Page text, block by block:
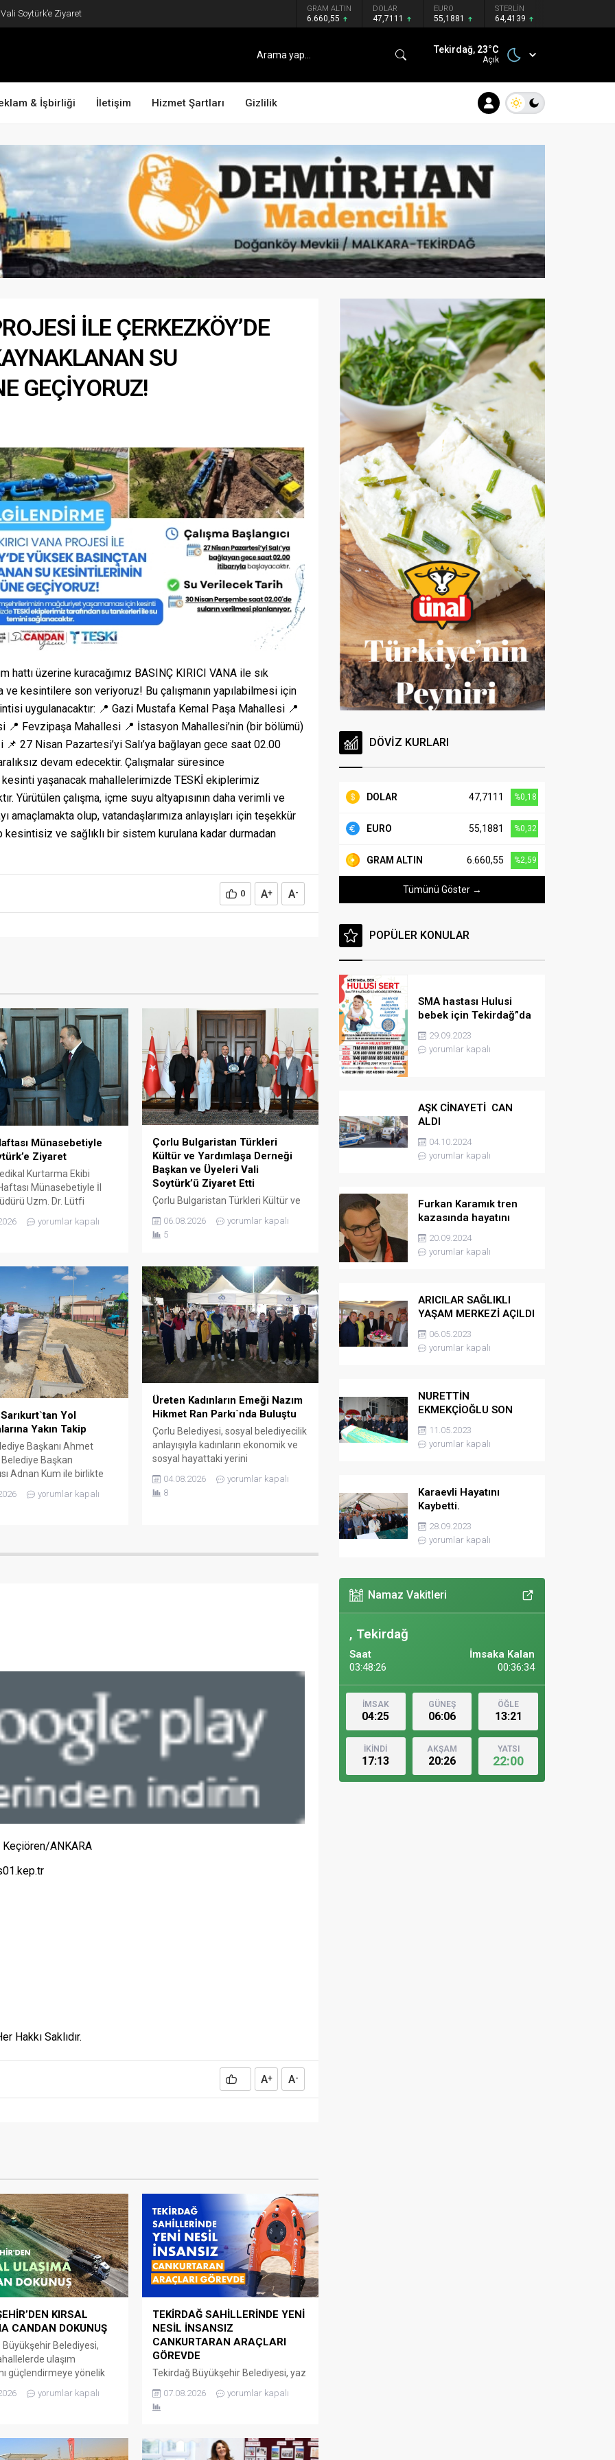
Soytürk’e Ziyaret GRAM ALTIN
6.660,55
DOLAR
47,7111
EURO
55,1881
STERLİN
64,4139
Tekirdağ, 23°C
Açık
& İşbirliği İletişim Hizmet Şartları Gizlilik
İLE ÇERKEZKÖY’DE
SU
GEÇİYORUZ!
üzerine kuracağımız BASINÇ KIRICI VANA ile sık
ve kesintilere son veriyoruz! Bu çalışmanın yapılabilmesi için
uygulanacaktır: 📍 Gazi Mustafa Kemal Paşa Mahallesi 📍
📍 Fevzipaşa Mahallesi 📍 İstasyon Mahallesi’nin (bir bölümü)
📌 27 Nisan Pazartesi’yi Salı’ya bağlayan gece saat 02.00
devam edecektir. Çalışmalar süresince
yaşanacak mahallelerimizde TESKİ ekiplerimiz
Yürütülen çalışma, içme suyu altyapısının daha verimli ve
olup, vatandaşlarımıza anlayışları için teşekkür
ve sağlıklı bir sistem kurulana kadar durmadan
0 A+ A-
Münasebetiyle
Ziyaret
Kurtarma Ekibi
Münasebetiyle İl
Uzm. Dr. Lütfi
Dr. Mustafa Dönmez
Tekirdağ valisi
Ziyaret sırasında İl
Onar, UMKE Haftası
düzenlenecek
hakkında Vali Soytürk’e
Ziyaretten...
yorumlar kapalı
Çorlu Bulgaristan Türkleri
Kültür ve Yardımlaşa Derneği
Başkan ve Üyeleri Vali
Soytürk’ü Ziyaret Etti
Çorlu Bulgaristan Türkleri Kültür ve
Çetin ve yönetim kurulu üyeleri,
Tekirdağ valisi Sayın Recep
etti.Dernek Başkanı Çetin ve
yönetim kurulu üyeleri ile bir süre
görüşen Vali Soytürk, derneğin
çalışmaları hakkında bilgi aldı.
06.08.2026
yorumlar kapalı
5
Yol
Yakın Takip
Başkanı Ahmet
Belediye Başkan
Adnan Kum ile birlikte
altyapı ve üstyapı yol
yerinde inceledi. Çorlu
kavuşması amacıyla
Çorlu...
yorumlar kapalı
Üreten Kadınların Emeği Nazım
Hikmet Ran Parkı`nda Buluştu
Çorlu Belediyesi, sosyal belediyecilik
anlayışıyla kadınların ekonomik ve
sosyal hayattaki yerini
güçlendirmeye devam ediyor. Çorlu
Belediye Başkanı Ahmet Sarıkurt, 6.
Ziya Berhan Kılıç Sokak Basketbolu
kadınları ve kadın eğitim
04.08.2026
yorumlar kapalı
8
ANKARA
Hakkı Saklıdır.
A+ A-
KIRSAL
CANDAN DOKUNUŞ
Büyükşehir Belediyesi,
ulaşım
güçlendirmeye yönelik
Fen İşleri Dairesi
tarafından
Hayrabolu ve Malkara
bağlayan güzergâhta
yorumlar kapalı
TEKİRDAĞ SAHİLLERİNDE YENİ
NESİL İNSANSIZ
CANKURTARAN ARAÇLARI
GÖREVDE
Tekirdağ Büyükşehir Belediyesi, yaz
güvenliğini en üst düzeyde
sağlamak amacıyla sahillerde
devam ediyor. Bu kapsamda
Marmaraereğlisi, Süleymanpaşa ve
07.08.2026 yorumlar kapalı
DÖVİZ KURLARI
DOLAR 47,7111 %0,18
EURO 55,1881 %0,32
GRAM ALTIN 6.660,55 %2,59
Tümünü Göster →
POPÜLER KONULAR
SMA hastası Hulusi
bebek için Tekirdağ”da
konser düzenlenicek
29.09.2023
yorumlar kapalı
AŞK CİNAYETİ CAN
ALDI
04.10.2024
yorumlar kapalı
Furkan Karamık tren
kazasında hayatını
kaybetti
20.09.2024
yorumlar kapalı
ARICILAR SAĞLIKLI
YAŞAM MERKEZİ AÇILDI
06.05.2023
yorumlar kapalı
NURETTİN
EKMEKÇİOĞLU SON
YOLCULUĞUNA
UĞURLANDI
11.05.2023
yorumlar kapalı
Karaevli Hayatını
Kaybetti.
28.09.2023
yorumlar kapalı
Namaz Vakitleri
, Tekirdağ
Saat
03:48:28
İmsaka Kalan
00:36:32
İMSAK
04:25
GÜNEŞ
06:06
ÖĞLE
13:21
İKİNDİ
17:13
AKŞAM
20:26
YATSI
22:00